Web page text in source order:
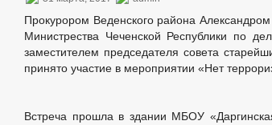
Прокурором Веденского района
Министрества Чеченской Республики по
заместителем председателя совета
принято участие в мероприятии «Нет
Встреча прошла в здании МБОУ